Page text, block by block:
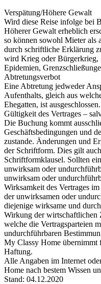
Verspätung/Höhere Gewalt
Wird diese Reise infolge bei
Höherer Gewalt erheblich
so können sowohl Mieter als
durch schriftliche Erklärung
wird Krieg oder Bürgerkrieg,
Epidemien,
Abtretungsverbot
Eine Abtretung jedweder
Aufenthalts, gleich aus
Ehegatten, ist ausgeschlossen.
Gültigkeit des Vertrages –
Die Buchung kommt
Geschäftsbedingungen und
zustande. Änderungen und
der Schriftform. Dies gilt
Schriftformklausel. Sollten
unwirksam oder
unwirksam oder
Wirksamkeit des Vertrages
der unwirksamen oder
diejenige wirksame und
Wirkung der wirtschaftlichen
welche die Vertragsparteien
undurchführbaren
My Classy Home
Haftung.
Alle Angaben im Internet
Home nach bestem Wissen
Stand: 04.12.2020